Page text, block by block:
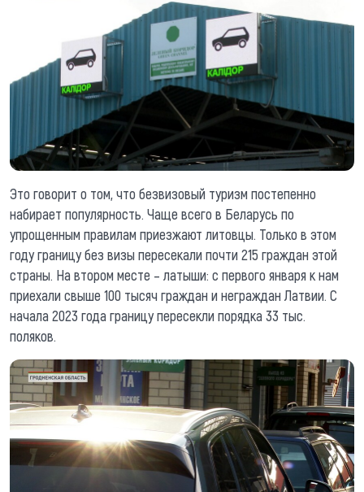
Это говорит о том, что безвизовый туризм постепенно
набирает популярность. Чаще всего в Беларусь по
упрощенным правилам приезжают литовцы. Только в этом
году границу без визы пересекали почти 215 граждан этой
страны. На втором месте – латыши: с первого января к нам
приехали свыше 100 тысяч граждан и неграждан Латвии. С
начала 2023 года границу пересекли порядка 33 тыс.
поляков.